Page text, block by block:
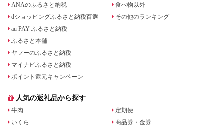
ANAのふるさと納税
dショッピングふるさと納税百選
au PAY ふるさと納税
ふるさと本舗
ヤフーのふるさと納税
マイナビふるさと納税
ポイント還元キャンペーン
食べ物以外
その他のランキング
人気の返礼品から探す
牛肉
いくら
定期便
商品券・金券